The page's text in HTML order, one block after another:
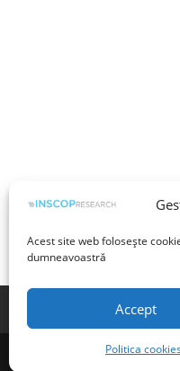
Acest site web folosește
dumneavoastră
Accept
Politica
Termeni